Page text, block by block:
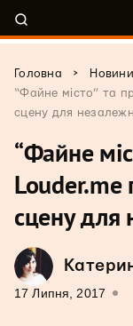
Головна > Новини
“Файне місто” та
сцену для
“Файне
Louder.me
сцену для
17 Липня, 2017